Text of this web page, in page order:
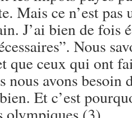
Mais ce n’est
J’ai bien de fois
Nous
que ceux qui ont
nous avons besoin
Et c’est